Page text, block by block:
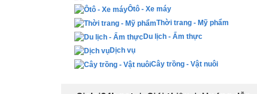
Ôtô - Xe máy
Thời trang - Mỹ phẩm
Du lịch - Ẩm thực
Dịch vụ
Cây trồng - Vật nuôi